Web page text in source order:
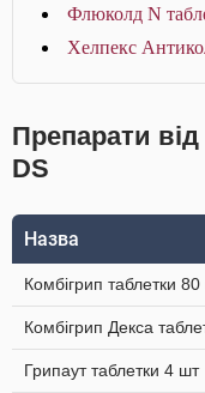
Флюколд N
Хелпекс
Препарати від
DS
Назва
Комбігрип таблетки
Комбігрип Декса
Грипаут таблетки 4 шт